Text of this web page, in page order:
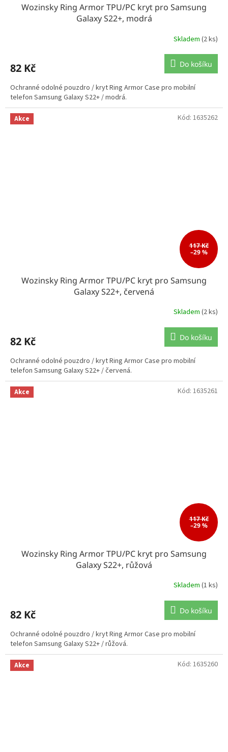
Wozinsky Ring Armor TPU/PC kryt pro Samsung
Galaxy S22+, modrá
Skladem (2 ks)
82 Kč Do košíku
Ochranné odolné pouzdro / kryt Ring Armor Case pro mobilní
telefon Samsung Galaxy S22+ / modrá.
Akce
117 Kč
–29 %
Wozinsky Ring Armor TPU/PC kryt pro Samsung
Galaxy S22+, červená
Skladem (2 ks)
82 Kč Do košíku
Ochranné odolné pouzdro / kryt Ring Armor Case pro mobilní
telefon Samsung Galaxy S22+ / červená.
Kód: 1635262
Akce
117 Kč
–29 %
Wozinsky Ring Armor TPU/PC kryt pro Samsung
Galaxy S22+, růžová
Skladem (1 ks)
82 Kč Do košíku
Ochranné odolné pouzdro / kryt Ring Armor Case pro mobilní
telefon Samsung Galaxy S22+ / růžová.
Kód: 1635261
Akce Kód: 1635260